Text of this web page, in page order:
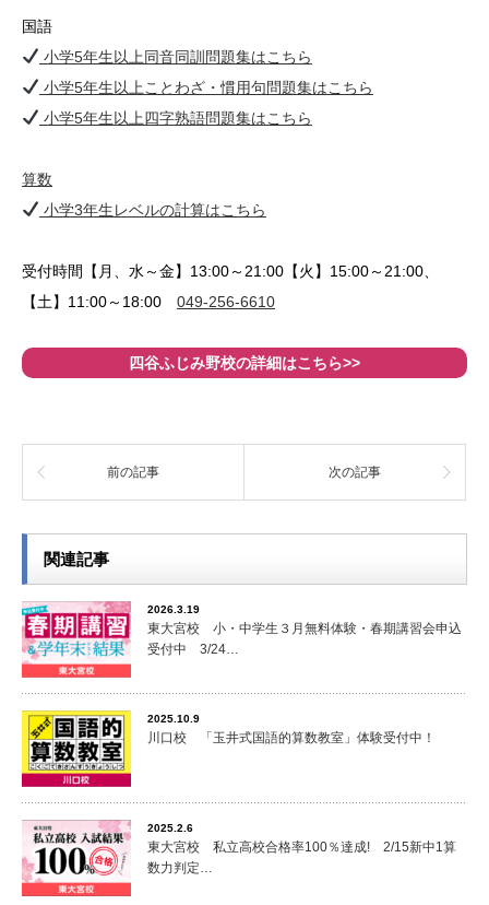
国語
小学5年生以上同音同訓問題集はこちら
小学5年生以上ことわざ・慣用句問題集はこちら
小学5年生以上四字熟語問題集はこちら
算数
小学3年生レベルの計算はこちら
受付時間【月、水～金】13:00～21:00【火】15:00～21:00、
【土】11:00～18:00 049-256-6610
四谷ふじみ野校の詳細はこちら>>
前の記事 次の記事
関連記事
2026.3.19
東大宮校 小・中学生３月無料体験・春期講習会申込
受付中 3/24…
2025.10.9
川口校 「玉井式国語的算数教室」体験受付中！
2025.2.6
東大宮校 私立高校合格率100％達成! 2/15新中1算
数力判定…